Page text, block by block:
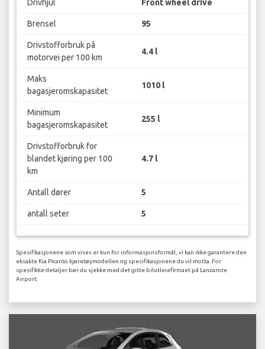
Drivhjul Front wheel drive
Brensel 95
Drivstofforbruk på
motorvei per 100 km
4.4 l
Maks
bagasjeromskapasitet
1010 l
Minimum
bagasjeromskapasitet
255 l
Drivstofforbruk for
blandet kjøring per 100
km
4.7 l
Antall dører 5
antall seter 5
Spesifikasjonene som vises er kun for informasjonsformål, vi kan ikke garantere den
eksakte Kia Picanto kjøretøymodellen og spesifikasjonene du vil motta. For
spesifikke detaljer bør du sjekke med det gitte bilutleiefirmaet på Lanzarote
Airport.